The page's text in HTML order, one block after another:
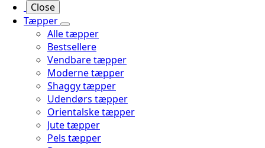
Close
Tæpper
Alle tæpper
Bestsellere
Vendbare tæpper
Moderne tæpper
Shaggy tæpper
Udendørs tæpper
Orientalske tæpper
Jute tæpper
Pels tæpper